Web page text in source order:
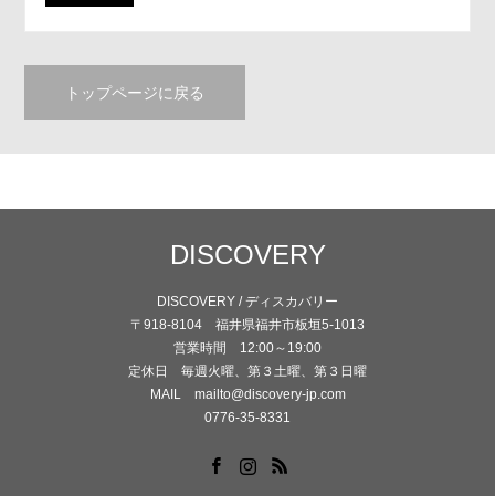
トップページに戻る
DISCOVERY
DISCOVERY / ディスカバリー
〒918-8104 福井県福井市板垣5-1013
営業時間 12:00～19:00
定休日 毎週火曜、第３土曜、第３日曜
MAIL mailto@discovery-jp.com
0776-35-8331